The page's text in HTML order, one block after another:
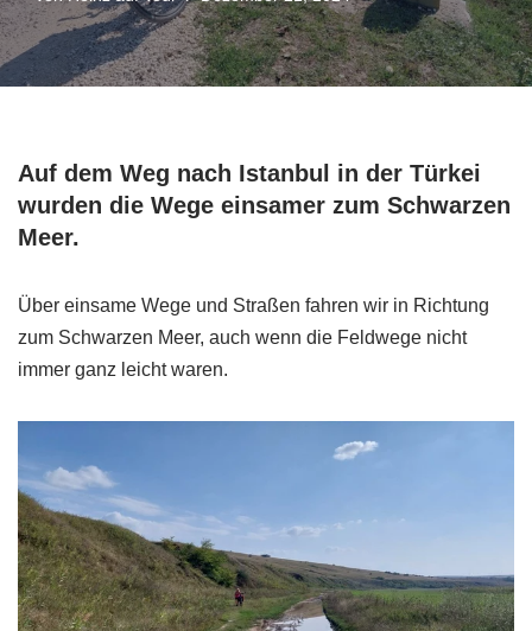
Auf dem Weg nach Istanbul in der Türkei
wurden die Wege einsamer zum Schwarzen
Meer.
Über einsame Wege und Straßen fahren wir in Richtung
zum Schwarzen Meer, auch wenn die Feldwege nicht
immer ganz leicht waren.